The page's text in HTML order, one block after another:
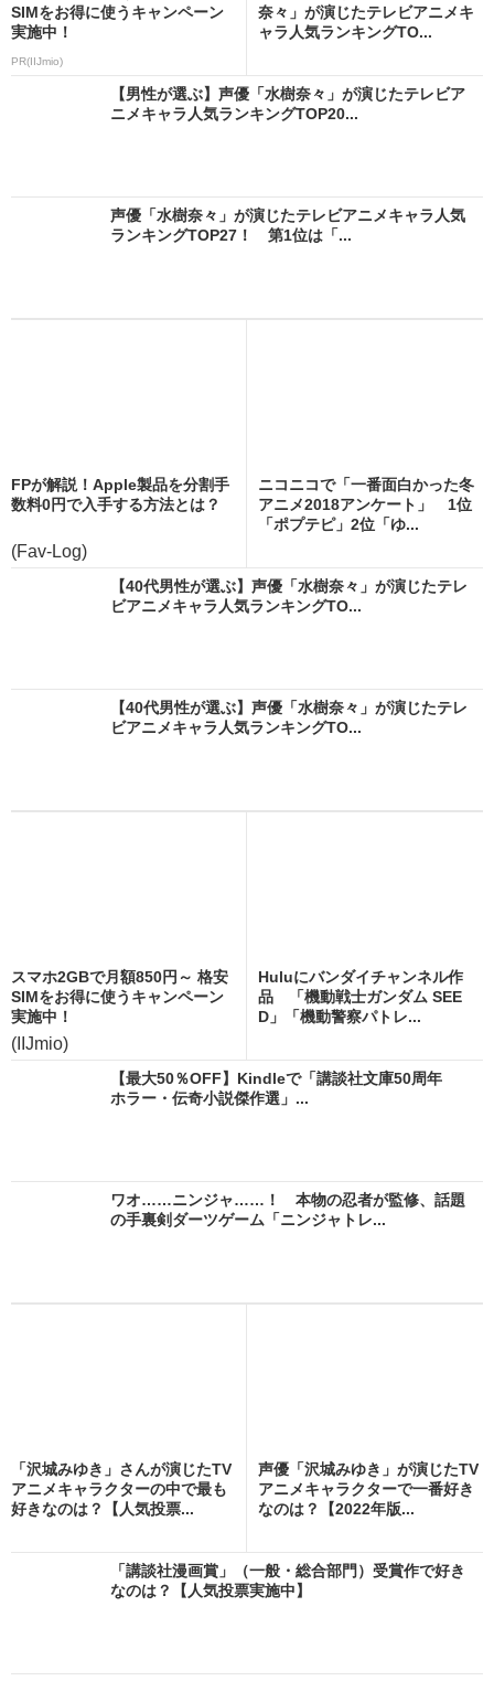
SIMをお得に使うキャンペーン
実施中！
PR(IIJmio)
奈々」が演じたテレビアニメキ
ャラ人気ランキングTO...
【男性が選ぶ】声優「水樹奈々」が演じたテレビア
ニメキャラ人気ランキングTOP20...
声優「水樹奈々」が演じたテレビアニメキャラ人気
ランキングTOP27！ 第1位は「...
FPが解説！Apple製品を分割手
数料0円で入手する方法とは？
(Fav-Log)
ニコニコで「一番面白かった冬
アニメ2018アンケート」 1位
「ポプテピ」2位「ゆ...
【40代男性が選ぶ】声優「水樹奈々」が演じたテレ
ビアニメキャラ人気ランキングTO...
【40代男性が選ぶ】声優「水樹奈々」が演じたテレ
ビアニメキャラ人気ランキングTO...
スマホ2GBで月額850円～ 格安
SIMをお得に使うキャンペーン
実施中！
(IIJmio)
Huluにバンダイチャンネル作
品 「機動戦士ガンダム SEE
D」「機動警察パトレ...
【最大50％OFF】Kindleで「講談社文庫50周年
ホラー・伝奇小説傑作選」...
ワオ……ニンジャ……！ 本物の忍者が監修、話題
の手裏剣ダーツゲーム「ニンジャトレ...
「沢城みゆき」さんが演じたTV
アニメキャラクターの中で最も
好きなのは？【人気投票...
声優「沢城みゆき」が演じたTV
アニメキャラクターで一番好き
なのは？【2022年版...
「講談社漫画賞」（一般・総合部門）受賞作で好き
なのは？【人気投票実施中】